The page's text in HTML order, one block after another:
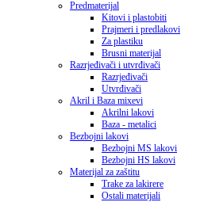
Predmaterijal
Kitovi i plastobiti
Prajmeri i predlakovi
Za plastiku
Brusni materijal
Razrjeđivači i utvrđivači
Razrjeđivači
Utvrđivači
Akril i Baza mixevi
Akrilni lakovi
Baza - metalici
Bezbojni lakovi
Bezbojni MS lakovi
Bezbojni HS lakovi
Materijal za zaštitu
Trake za lakirere
Ostali materijali